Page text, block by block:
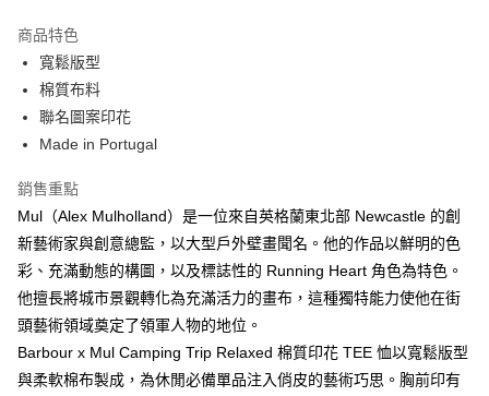
合作金庫商業銀行
華南商業銀行
上海商業儲蓄銀行
國泰世華商業銀行
臺灣中小企業銀行
聯邦商業銀行
元大商業銀行
永豐商業銀行
台新國際商業銀行
中國信託商業銀行
台灣樂天信用卡公司
LINE Pay
Apple Pay
Google Pay
全盈+PAY
AFTEE先享後付
相關說明
【關於「AFTEE先享後付」】
AFTEE先享後付是「在收到商品之後才付款」的支付方式。 讓您購物簡單
便利好安心！
ATM付款
商品特色
寬鬆版型
棉質布料
聯名圖案印花
Made in Portugal
銷售重點
Mul（Alex Mulholland）是一位來自英格蘭東北部 Newcastle 的創
新藝術家與創意總監，以大型戶外壁畫聞名。他的作品以鮮明的色
彩、充滿動態的構圖，以及標誌性的 Running Heart 角色為特色。
他擅長將城市景觀轉化為充滿活力的畫布，這種獨特能力使他在街
頭藝術領域奠定了領軍人物的地位。
Barbour x Mul Camping Trip Relaxed 棉質印花 TEE 恤以寬鬆版型
與柔軟棉布製成，為休閒必備單品注入俏皮的藝術巧思。胸前印有